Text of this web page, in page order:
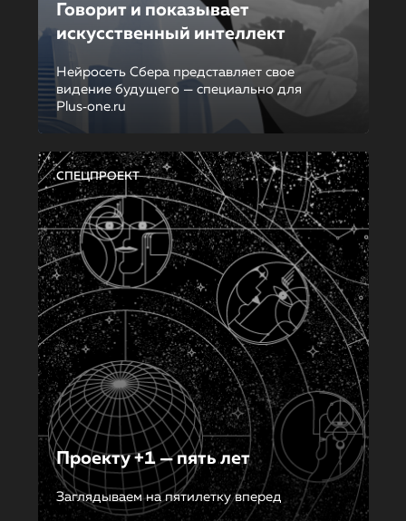
Говорит и показывает
искусственный интеллект
Нейросеть Сбера представляет свое
видение будущего — специально для
Plus‑one.ru
СПЕЦПРОЕКТ
Проекту +1 — пять лет
Заглядываем на пятилетку вперед